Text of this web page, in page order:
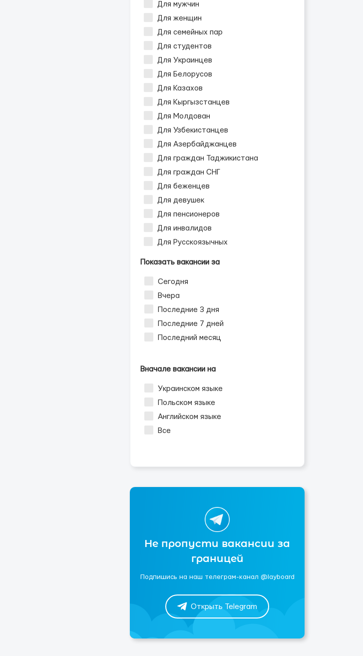
Для мужчин
Для женщин
Для семейных пар
Для студентов
Для Украинцев
Для Белорусов
Для Казахов
Для Кыргызстанцев
Для Молдован
Для Узбекистанцев
Для Азербайджанцев
Для граждан Таджикистана
Для граждан СНГ
Для беженцев
Для девушек
Для пенсионеров
Для инвалидов
Для Русскоязычных
Показать вакансии за
Сегодня
Вчера
Последние 3 дня
Последние 7 дней
Последний месяц
Вначале вакансии на
Украинском языке
Польском языке
Английском языке
Все
Не пропусти вакансии за
границей
Подпишись на наш телеграм-канал @layboard
Открыть Telegram